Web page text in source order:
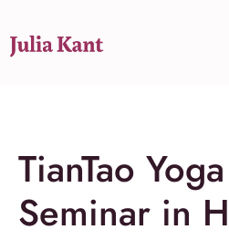
TianTao
Seminar in